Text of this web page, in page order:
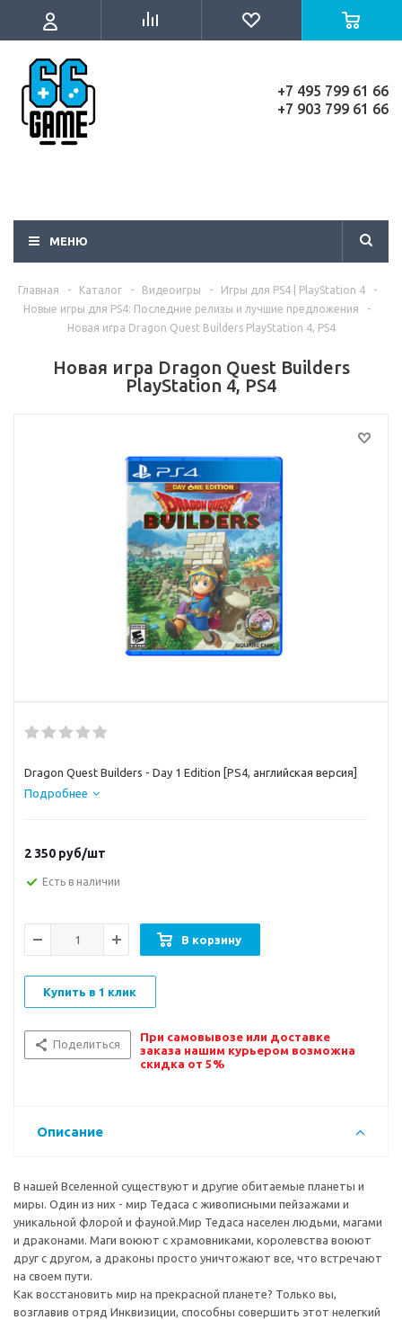
+7 495 799 61 66
+7 903 799 61 66
МЕНЮ
Главная - Каталог - Видеоигры - Игры для PS4 | PlayStation 4
-
Новые игры для PS4: Последние релизы и лучшие предложения
-
Новая игра Dragon Quest Builders PlayStation 4, PS4
Новая игра Dragon Quest Builders
PlayStation 4, PS4
Dragon Quest Builders - Day 1 Edition [PS4, английская версия]
Подробнее
2 350 руб/шт
Есть в наличии
В корзину
Купить в 1 клик
Поделиться
При самовывозе или доставке
заказа нашим курьером возможна
скидка от 5%
Описание
В нашей Вселенной существуют и другие обитаемые планеты и
миры. Один из них - мир Тедаса с живописными пейзажами и
уникальной флорой и фауной.Мир Тедаса населен людьми, магами
и драконами. Маги воюют с храмовниками, королевства воюют
друг с другом, а драконы просто уничтожают все, что встречают
на своем пути.
Как восстановить мир на прекрасной планете? Только вы,
возглавив отряд Инквизиции, способны совершить этот нелегкий